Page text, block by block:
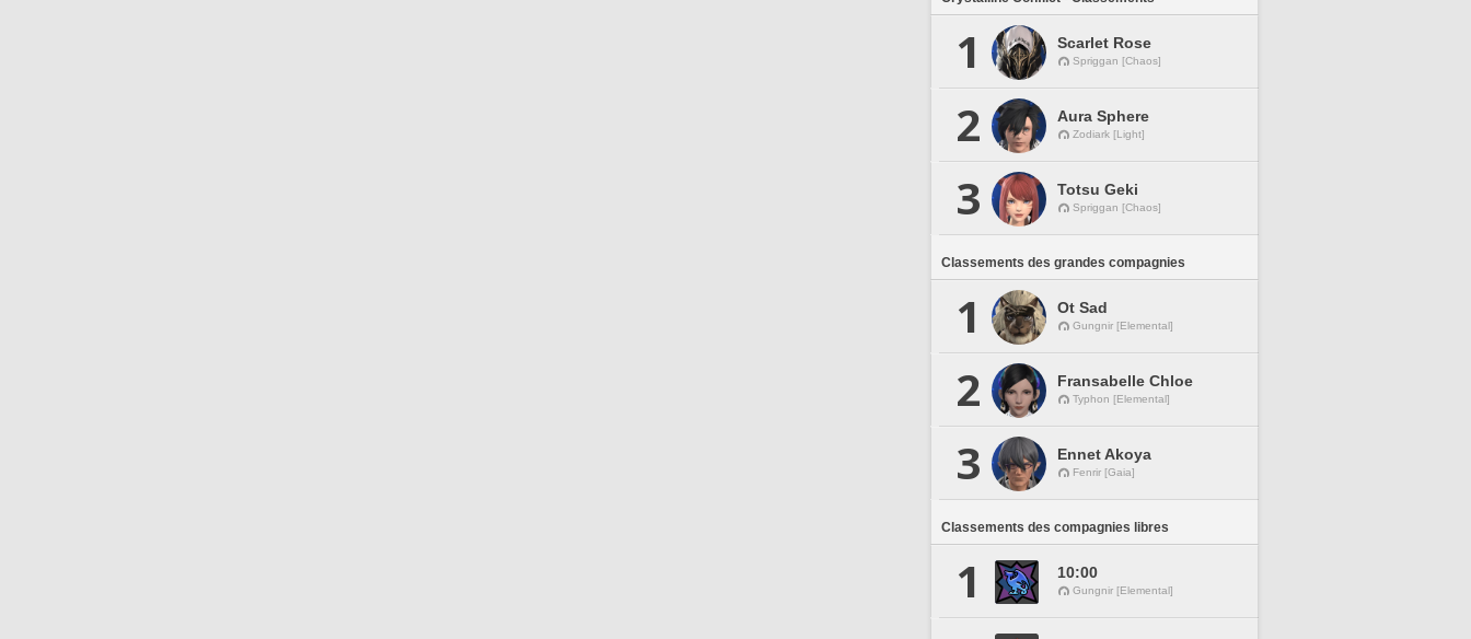
1 Scarlet Rose
Spriggan [Chaos]
2 Aura Sphere
Zodiark [Light]
3 Totsu Geki
Spriggan [Chaos]
Classements des grandes compagnies
1 Ot Sad
Gungnir [Elemental]
2 Fransabelle Chloe
Typhon [Elemental]
3 Ennet Akoya
Fenrir [Gaia]
Classements des compagnies libres
1 10:00
Gungnir [Elemental]